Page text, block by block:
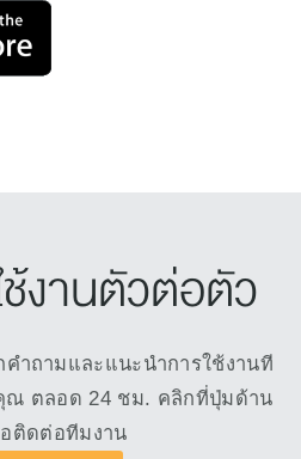
ช้งานตัวต่อตัว
ำถามและแนะนำการใช้งานที
ณ ตลอด 24 ชม. คลิกที่ปุ่มด้าน
อติดต่อทีมงาน